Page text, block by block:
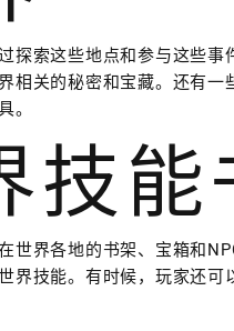
探索这些地点和参与这些事
相关的秘密和宝藏。还有一
。
技能
世界各地的书架、宝箱和
界技能。有时候，玩家还可